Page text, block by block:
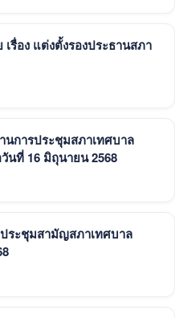
เรื่อง แต่งตั้งรองประธานสภา
นการประชุมสภาเทศบาล
นที่ 16 มิถุนายน 2568
ระชุมสามัญสภาเทศบาล